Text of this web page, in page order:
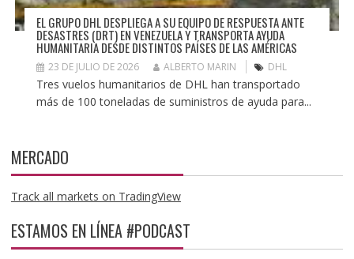
EL GRUPO DHL DESPLIEGA A SU EQUIPO DE RESPUESTA ANTE
DESASTRES (DRT) EN VENEZUELA Y TRANSPORTA AYUDA
HUMANITARIA DESDE DISTINTOS PAÍSES DE LAS AMÉRICAS
23 DE JULIO DE 2026 ALBERTO MARIN DHL
Tres vuelos humanitarios de DHL han transportado
más de 100 toneladas de suministros de ayuda para...
MERCADO
Track all markets on TradingView
ESTAMOS EN LÍNEA #PODCAST